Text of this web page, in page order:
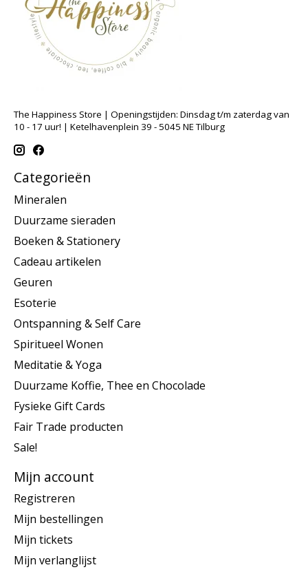
The Happiness Store | Openingstijden: Dinsdag t/m zaterdag van
10 - 17 uur! | Ketelhavenplein 39 - 5045 NE Tilburg
Categorieën
Mineralen
Duurzame sieraden
Boeken & Stationery
Cadeau artikelen
Geuren
Esoterie
Ontspanning & Self Care
Spiritueel Wonen
Meditatie & Yoga
Duurzame Koffie, Thee en Chocolade
Fysieke Gift Cards
Fair Trade producten
Sale!
Mijn account
Registreren
Mijn bestellingen
Mijn tickets
Mijn verlanglijst